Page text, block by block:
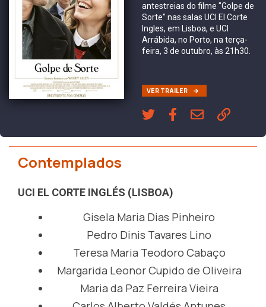
antestreias do filme "Golpe de
Sorte" nas salas UCI El Corte
Ingles, em Lisboa, e UCI
Arrábida, no Porto, na terça-
feira, 3 de outubro, às 21h30.
VER TRAILER
Contemplados
UCI EL CORTE INGLÉS (LISBOA)
Gisela Maria Dias Pinheiro
Pedro Dinis Tavares Lino
Teresa Maria Teodoro Cabaço
Margarida Leonor Cupido de Oliveira
Maria da Paz Ferreira Vieira